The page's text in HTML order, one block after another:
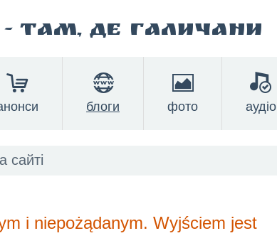
- там, де Галичани
блоги фото аудіо
i niepożądanym. Wyjściem jest